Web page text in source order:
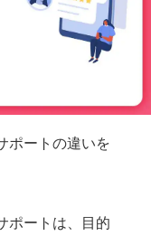
ポートの違いを
ポートは、目的